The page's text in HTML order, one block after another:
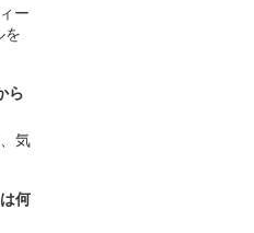
ー
を
ら
気
何